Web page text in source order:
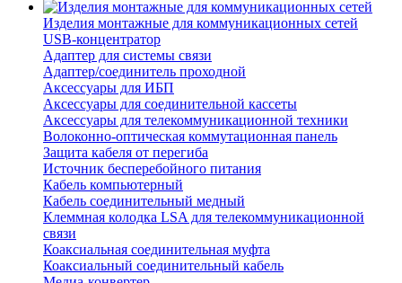
Изделия монтажные для коммуникационных сетей
USB-концентратор
Адаптер для системы связи
Адаптер/соединитель проходной
Аксессуары для ИБП
Аксессуары для соединительной кассеты
Аксессуары для телекоммуникационной техники
Волоконно-оптическая коммутационная панель
Защита кабеля от перегиба
Источник бесперебойного питания
Кабель компьютерный
Кабель соединительный медный
Клеммная колодка LSA для телекоммуникационной
связи
Коаксиальная соединительная муфта
Коаксиальный соединительный кабель